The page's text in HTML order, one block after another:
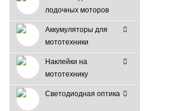
лодочных моторов
Аккумуляторы для
мототехники
Наклейки на
мототехнику
Светодиодная оптика